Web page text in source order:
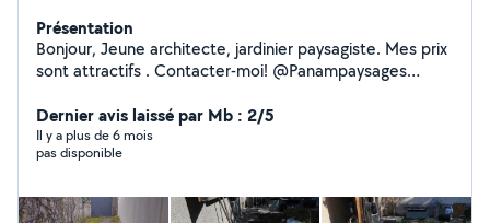
Présentation
Bonjour, Jeune architecte, jardinier paysagiste. Mes prix
sont attractifs . Contacter-moi! @Panampaysages
Dernier avis laissé par Mb : 2/5
Il y a plus de 6 mois
pas disponible